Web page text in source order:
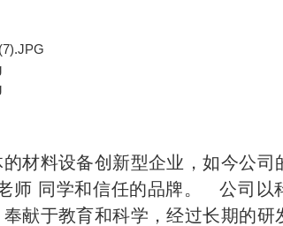
材料设备创新型企业，如今公司
师 同学和信任的品牌。 公司以
献于教育和科学，经过长期的研